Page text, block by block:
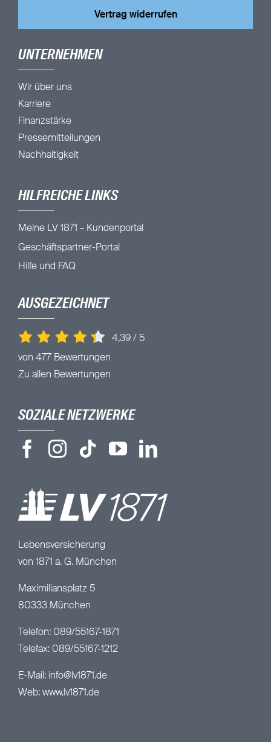
Vertrag widerrufen
UNTERNEHMEN
Wir über uns
Karriere
Finanzstärke
Pressemitteilungen
Nachhaltigkeit
HILFREICHE LINKS
Meine LV 1871 – Kundenportal
Geschäftspartner-Portal
Hilfe und FAQ
AUSGEZEICHNET
4,39/ 5
von 477 Bewertungen
Zu allen Bewertungen
SOZIALE NETZWERKE
Lebensversicherung
von 1871 a. G. München
Maximiliansplatz 5
80333 München
Telefon: 089/55167-1871
Telefax: 089/55167-1212
E-Mail: info@lv1871.de
Web: www.lv1871.de